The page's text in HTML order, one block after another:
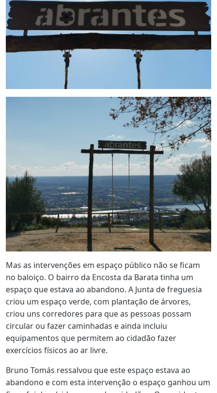
Mas as intervenções em espaço público não se ficam
no baloiço. O bairro da Encosta da Barata tinha um
espaço que estava ao abandono. A Junta de freguesia
criou um espaço verde, com plantação de árvores,
criou uns corredores para que as pessoas possam
circular ou fazer caminhadas e ainda incluiu
equipamentos que permitem ao cidadão fazer
exercícios físicos ao ar livre.
Bruno Tomás ressalvou que este espaço estava ao
abandono e com esta intervenção o espaço ganhou um